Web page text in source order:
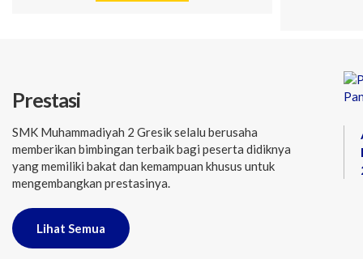
Prestasi
SMK Muhammadiyah 2 Gresik selalu berusaha
memberikan bimbingan terbaik bagi peserta didiknya
yang memiliki bakat dan kemampuan khusus untuk
mengembangkan prestasinya.
Lihat Semua